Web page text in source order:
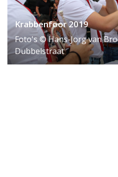
Krabbenfoor 2019
Foto's © Hans-Jorg van
Dubbelstraat